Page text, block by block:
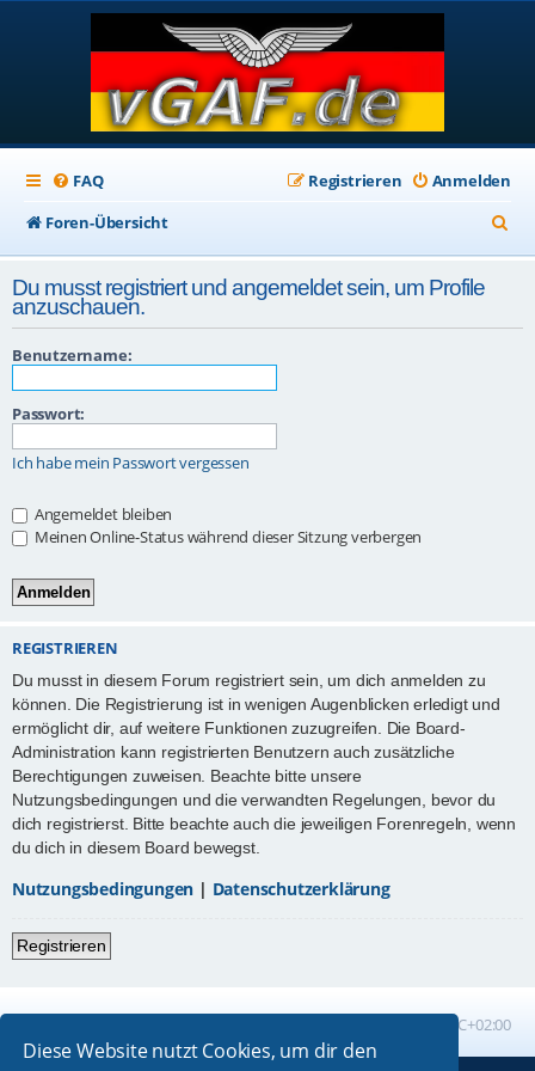
Diese Website nutzt Cookies, um dir den
FAQ Anmelden
Registrieren
Foren-Übersicht
u
h
Du musst registriert und angemeldet sein, um Profile
anzuschauen.
Benutzername:
Passwort:
Ich habe mein Passwort vergessen
Angemeldet bleiben
Meinen Online-Status während dieser Sitzung verbergen
REGISTRIEREN
Du musst in diesem Forum registriert sein, um dich anmelden zu
können. Die Registrierung ist in wenigen Augenblicken erledigt und
ermöglicht dir, auf weitere Funktionen zuzugreifen. Die Board-
Administration kann registrierten Benutzern auch zusätzliche
Berechtigungen zuweisen. Beachte bitte unsere
Nutzungsbedingungen und die verwandten Regelungen, bevor du
dich registrierst. Bitte beachte auch die jeweiligen Forenregeln, wenn
du dich in diesem Board bewegst.
Nutzungsbedingungen | Datenschutzerklärung
Registrieren
UTC+02:00